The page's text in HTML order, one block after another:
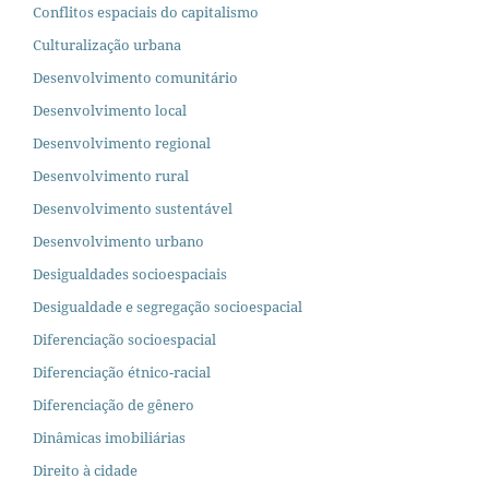
Conflitos espaciais do capitalismo
Culturalização urbana
Desenvolvimento comunitário
Desenvolvimento local
Desenvolvimento regional
Desenvolvimento rural
Desenvolvimento sustentável
Desenvolvimento urbano
Desigualdades socioespaciais
Desigualdade e segregação socioespacial
Diferenciação socioespacial
Diferenciação étnico-racial
Diferenciação de gênero
Dinâmicas imobiliárias
Direito à cidade